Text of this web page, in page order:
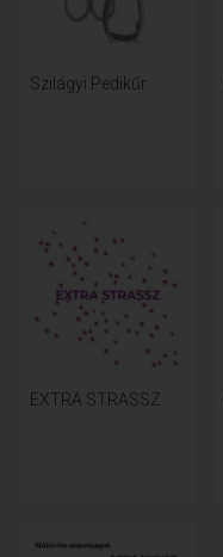
Szilágyi Pedikűr
EXTRA STRASSZ